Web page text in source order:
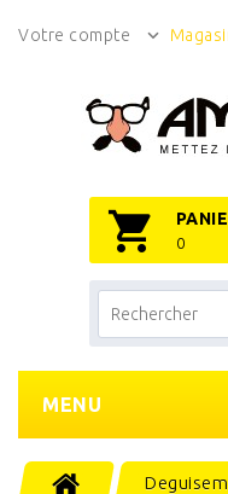
Votre compte
0
MENU